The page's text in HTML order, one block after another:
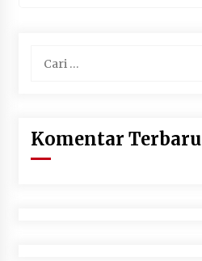
untuk:
Komentar Terbaru